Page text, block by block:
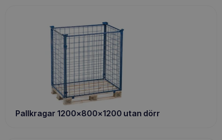
Pallkragar 1200x800x1200 utan dörr